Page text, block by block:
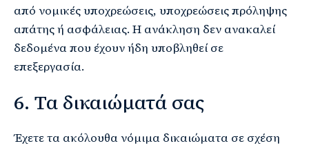
από νομικές υποχρεώσεις, υποχρεώσεις πρόληψης
απάτης ή ασφάλειας. Η ανάκληση δεν ανακαλεί
δεδομένα που έχουν ήδη υποβληθεί σε
επεξεργασία.
6. Τα δικαιώματά σας
Έχετε τα ακόλουθα νόμιμα δικαιώματα σε σχέση